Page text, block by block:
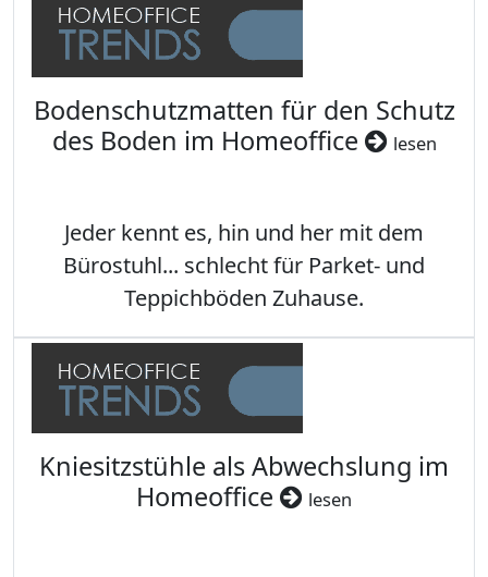
Bodenschutzmatten für den Schutz
des Boden im Homeoffice
lesen
Jeder kennt es, hin und her mit dem
Bürostuhl... schlecht für Parket- und
Teppichböden Zuhause.
Kniesitzstühle als Abwechslung im
Homeoffice
lesen